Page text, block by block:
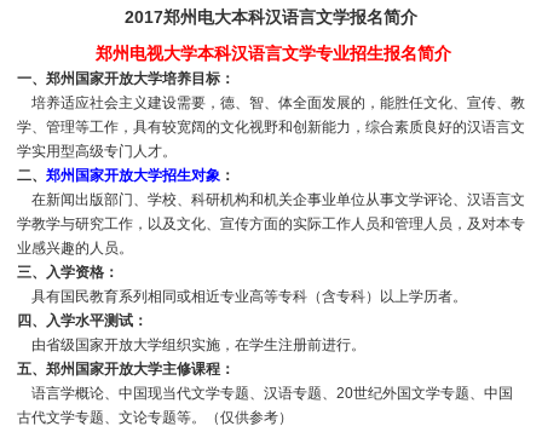
2017郑州电大本科汉语言文学报名简介
郑州电视大学本科汉语言文学专业招生报名简介
一、郑州国家开放大学培养目标：
培养适应社会主义建设需要，德、智、体全面发展的，能胜任文化、宣传、教
学、管理等工作，具有较宽阔的文化视野和创新能力，综合素质良好的汉语言文
学实用型高级专门人才。
二、 郑州国家开放大学招生对象：
在新闻出版部门、学校、科研机构和机关企事业单位从事文学评论、汉语言文
学教学与研究工作，以及文化、宣传方面的实际工作人员和管理人员，及对本专
业感兴趣的人员。
三、入学资格：
具有国民教育系列相同或相近专业高等专科（含专科）以上学历者。
四、入学水平测试：
由省级国家开放大学组织实施，在学生注册前进行。
五、郑州国家开放大学主修课程：
语言学概论、中国现当代文学专题、汉语专题、20世纪外国文学专题、中国
古代文学专题、文论专题等。（仅供参考）